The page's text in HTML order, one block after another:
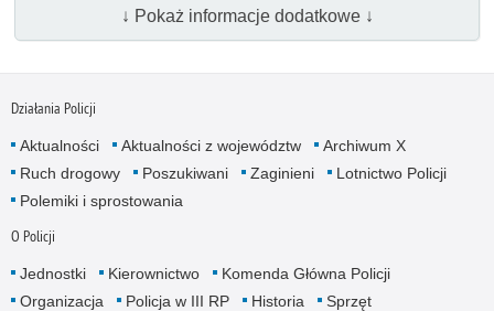
↓ Pokaż informacje dodatkowe ↓
Działania Policji
Aktualności Aktualności z województw
Archiwum X
Ruch drogowy
Poszukiwani Zaginieni
Lotnictwo Policji
Polemiki i sprostowania
O Policji
Jednostki Kierownictwo
Komenda Główna Policji
Organizacja
Policja w III RP Historia
Sprzęt